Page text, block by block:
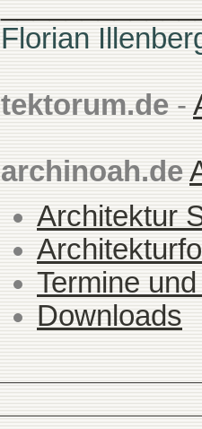
Florian
tektorum.de -
archinoah.de
Architektur
Termine
Downloads